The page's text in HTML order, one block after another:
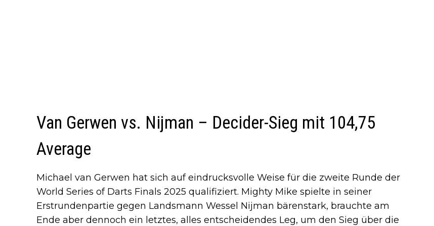
Van Gerwen vs. Nijman – Decider-Sieg mit 104,75
Average
Michael van Gerwen hat sich auf eindrucksvolle Weise für die zweite Runde der
World Series of Darts Finals 2025 qualifiziert. Mighty Mike spielte in seiner
Erstrundenpartie gegen Landsmann Wessel Nijman bärenstark, brauchte am
Ende aber dennoch ein letztes, alles entscheidendes Leg, um den Sieg über die